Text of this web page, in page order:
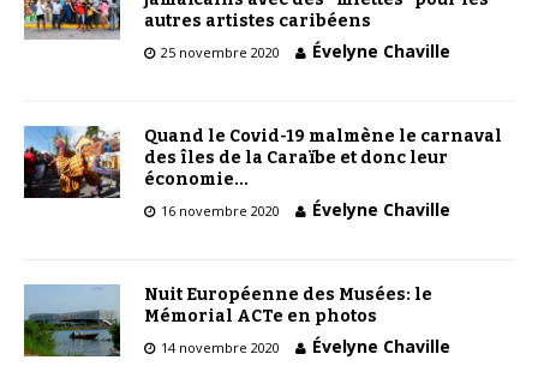
autres artistes caribéens
25 novembre 2020 Évelyne Chaville
Quand le Covid-19 malmène le carnaval
des îles de la Caraïbe et donc leur
économie…
16 novembre 2020 Évelyne Chaville
Nuit Européenne des Musées: le
Mémorial ACTe en photos
14 novembre 2020 Évelyne Chaville